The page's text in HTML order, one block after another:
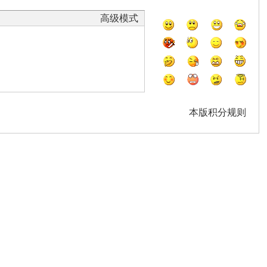
高级模式
本版积分规则